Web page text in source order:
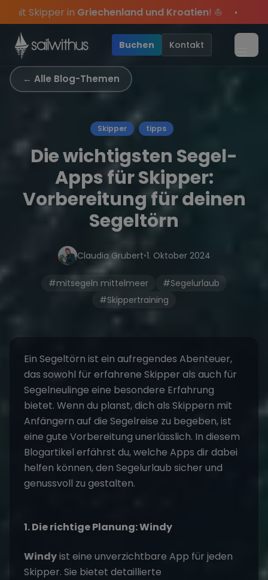
Skip to contentund Kroatien! ⛵ • ⚓Sommer-Special: Mit
Sichere Dir jetztDein Meilenbuch und Deine
Angebote mehr Sowie20€ Rabatt auf deinen
des Jahres, sei dabei. Season Closing Party 2026!
Buchen Kontakt
← Alle Blog-Themen
Skipper tipps
Die wichtigsten Segel-
Apps für Skipper:
Vorbereitung für deinen
Segeltörn
Claudia Grubert•1. Oktober 2024
#mitsegeln mittelmeer
#Segelurlaub
#Skippertraining
Ein Segeltörn ist ein aufregendes Abenteuer,
das sowohl für erfahrene Skipper als auch für
Segelneulinge eine besondere Erfahrung
bietet. Wenn du planst, dich als Skippern mit
Anfängern auf die Segelreise zu begeben, ist
eine gute Vorbereitung unerlässlich. In diesem
Blogartikel erfährst du, welche Apps dir dabei
helfen können, den Segelurlaub sicher und
genussvoll zu gestalten.
1. Die richtige Planung: Windy
Windyist eine unverzichtbare App für jeden
Skipper. Sie bietet detaillierte